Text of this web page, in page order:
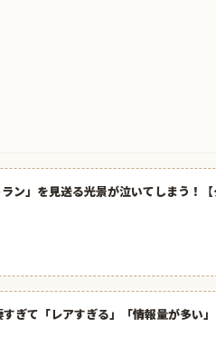
ン」を見送る光景が泣いてしまう！【
ぎて「レアすぎる」「情報量が多い